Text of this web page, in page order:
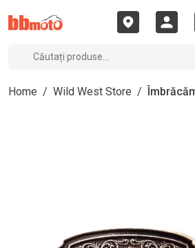
Home / Wild West Store /